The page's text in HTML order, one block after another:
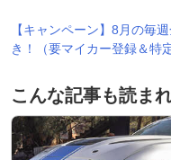
【キャンペーン】8月の毎
き！（要マイカー登録＆特
こんな記事も読ま